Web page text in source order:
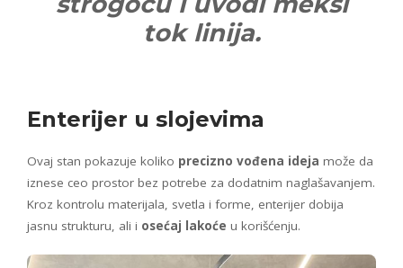
tok linija.
Enterijer u slojevima
Ovaj stan pokazuje koliko precizno vođena ideja može da
iznese ceo prostor bez potrebe za dodatnim naglašavanjem.
Kroz kontrolu materijala, svetla i forme, enterijer dobija
jasnu strukturu, ali i osećaj lakoće u korišćenju.